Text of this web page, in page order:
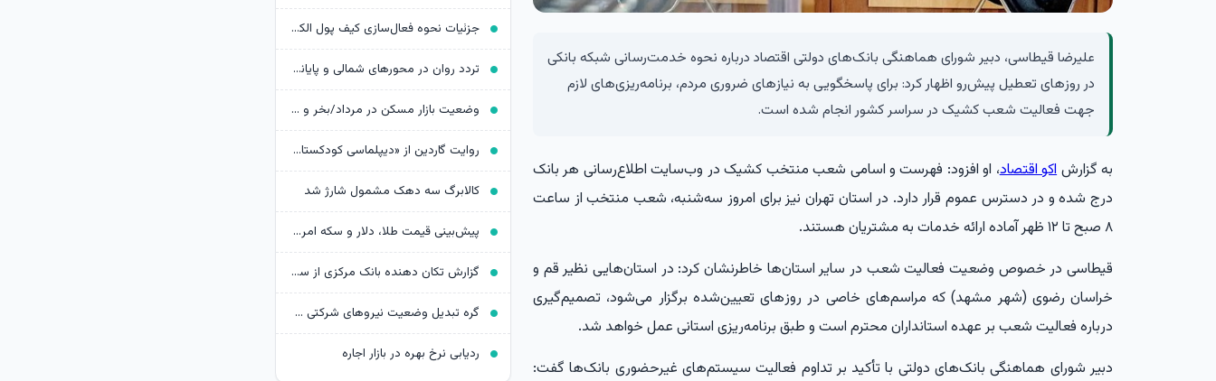
علیرضا قیطاسی، دبیر شورای هماهنگی بانک‌های دولتی اقتصاد درباره نحوه خدمت‌رسانی شبکه بانکی
در روز‌های تعطیل پیش‌رو اظهار کرد: برای پاسخگویی به نیاز‌های ضروری مردم، برنامه‌ریزی‌های لازم
جهت فعالیت شعب کشیک در سراسر کشور انجام شده است.
به گزارشاکو اقتصاد، او افزود: فهرست و اسامی شعب منتخب کشیک در وب‌سایت اطلاع‌رسانی هر بانک
درج شده و در دسترس عموم قرار دارد. در استان تهران نیز برای امروز سه‌شنبه، شعب منتخب از ساعت
۸ صبح تا ۱۲ ظهر آماده ارائه خدمات به مشتریان هستند.
قیطاسی در خصوص وضعیت فعالیت شعب در سایر استان‌ها خاطرنشان کرد: در استان‌هایی نظیر قم و
خراسان رضوی (شهر مشهد) که مراسم‌های خاصی در روز‌های تعیین‌شده برگزار می‌شود، تصمیم‌گیری
درباره فعالیت شعب بر عهده استانداران محترم است و طبق برنامه‌ریزی استانی عمل خواهد شد.
دبیر شورای هماهنگی بانک‌های دولتی با تأکید بر تداوم فعالیت سیستم‌های غیرحضوری بانک‌ها گفت:
جزئیات نحوه فعال‌سازی کیف پول الکترونیک
تردد روان در محورهای شمالی و پایانه‌های مرزی اربعین
وضعیت بازار مسکن در مرداد/بخر و بفروش‌ها دست از کار کشیدند
روایت گاردین از «دیپلماسی کودکستانی» ترامپ در برابر ایران
کالابرگ سه دهک مشمول شارژ شد
پیش‌بینی قیمت طلا، دلار و سکه امروز 15 مرداد 1405/ بازار منتظر مذاکرات تنگه هرمز
گزارش تکان‌ دهنده بانک مرکزی از سفره ایرانی‌ها؛ تورم چگونه فقرا را فقیرتر کرد؟
گره تبدیل وضعیت نیروهای شرکتی / قانون مانع است یا پیمانکاران؟
ردیابی نرخ بهره در بازار اجاره